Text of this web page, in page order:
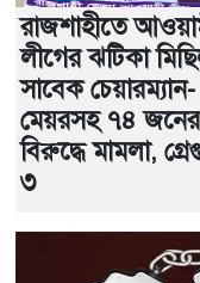
রাজশাহীতে
লীগের ঝটিকা
সাবেক চেয়ারম্যান-
মেয়রসহ ৭৪ জনের
বিরুদ্ধে মামলা,
৩